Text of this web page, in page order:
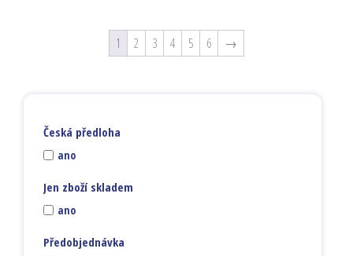
1 2 3 4 5 6 →
Česká předloha
ano
Jen zboží skladem
ano
Předobjednávka